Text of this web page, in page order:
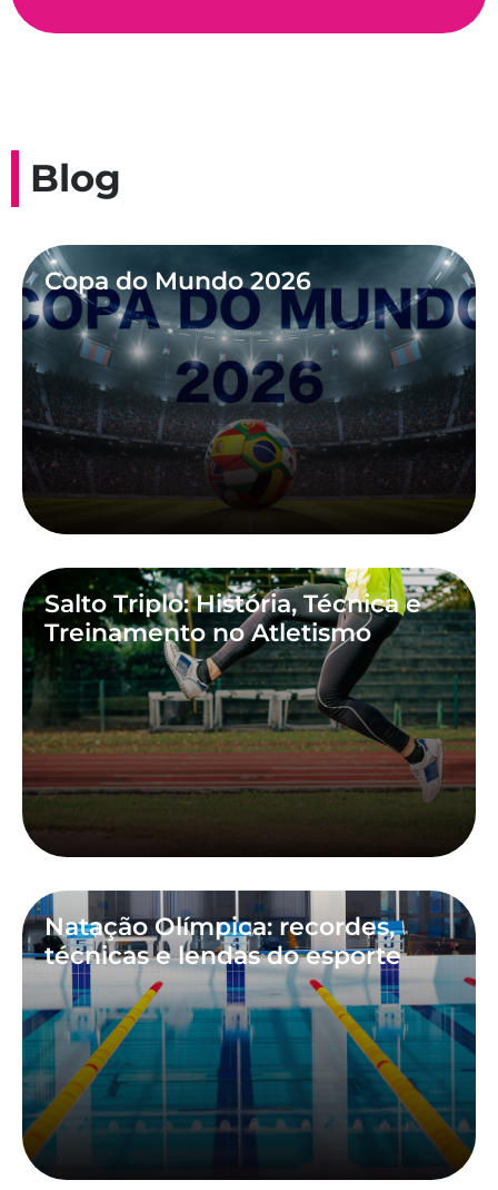
Blog
Copa do Mundo 2026
Salto Triplo: História, Técnica e
Treinamento no Atletismo
Natação Olímpica: recordes,
técnicas e lendas do esporte